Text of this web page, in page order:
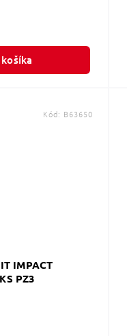
IMPACT
PZ3
Kód: B63650